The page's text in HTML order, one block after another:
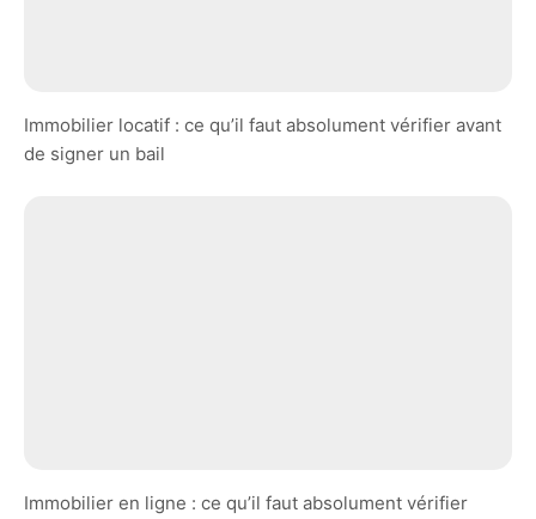
Immobilier locatif : ce qu’il faut absolument vérifier avant
de signer un bail
Immobilier en ligne : ce qu’il faut absolument vérifier